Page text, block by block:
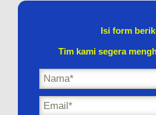
Isi form
Tim kami segera